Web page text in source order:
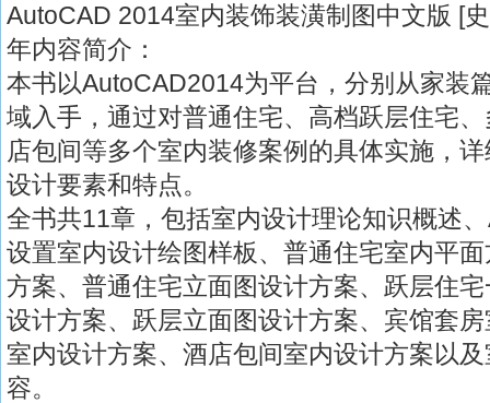
AutoCAD 2014室内装饰装潢制图中文版 [
年内容简介：
本书以AutoCAD2014为平台，分别从家装
域入手，通过对普通住宅、高档跃层住宅
店包间等多个室内装修案例的具体实施，
设计要素和特点。
全书共11章，包括室内设计理论知识概述
设置室内设计绘图样板、普通住宅室内平
方案、普通住宅立面图设计方案、跃层住
设计方案、跃层立面图设计方案、宾馆套
室内设计方案、酒店包间室内设计方案以
容。